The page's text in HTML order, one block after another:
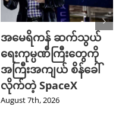
အမေရိကန် ဆက်သွယ်
ရေးကုမ္ပဏီကြီးတွေကို
အကြီးအကျယ် စိန်ခေါ်
လိုက်တဲ့ SpaceX
August 7th, 2026